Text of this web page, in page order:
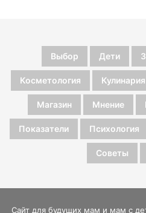
Выбор Дети
Косметология Кулинария
Магазин Мнение
Показатели Психология
Советы
Сайт для будущих мам и мам с